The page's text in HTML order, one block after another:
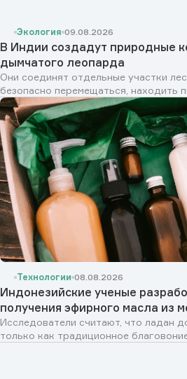
Экология 09.08.2026
В Индии создадут природные
дымчатого леопарда
Они соединят отдельные участки
безопасно перемещаться, находить
Технологии 08.08.2026
Индонезийские ученые
получения эфирного масла из
Исследователи считают, что ладан
только как традиционное